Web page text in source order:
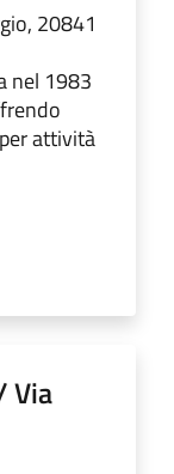
20841
nel 1983
attività
Via